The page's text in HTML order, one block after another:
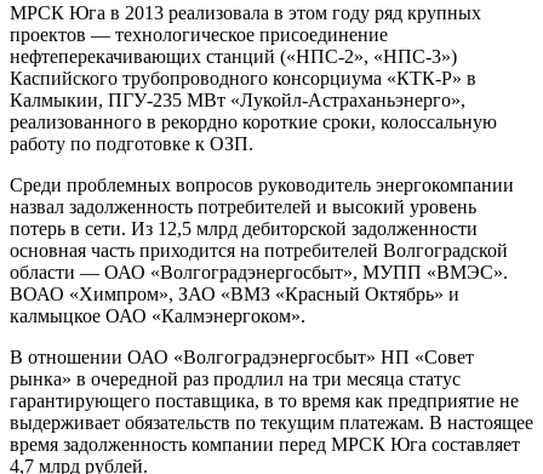
МРСК Юга в 2013 реализовала в этом году ряд крупных
проектов — технологическое присоединение
нефтеперекачивающих станций («НПС-2», «НПС-3»)
Каспийского трубопроводного консорциума «КТК-Р» в
Калмыкии, ПГУ-235 МВт «Лукойл-Астраханьэнерго»,
реализованного в рекордно короткие сроки, колоссальную
работу по подготовке к ОЗП.
Среди проблемных вопросов руководитель энергокомпании
назвал задолженность потребителей и высокий уровень
потерь в сети. Из 12,5 млрд дебиторской задолженности
основная часть приходится на потребителей Волгоградской
области — ОАО «Волгоградэнергосбыт», МУПП «ВМЭС».
ВОАО «Химпром», ЗАО «ВМЗ «Красный Октябрь» и
калмыцкое ОАО «Калмэнергоком».
В отношении ОАО «Волгоградэнергосбыт» НП «Совет
рынка» в очередной раз продлил на три месяца статус
гарантирующего поставщика, в то время как предприятие не
выдерживает обязательств по текущим платежам. В настоящее
время задолженность компании перед МРСК Юга составляет
4,7 млрд рублей.